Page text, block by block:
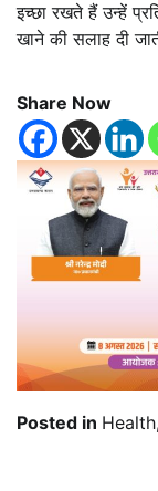
इच्छा रखते हैं उन्हें
खाने की सलाह दी
Share Now
Posted in Health